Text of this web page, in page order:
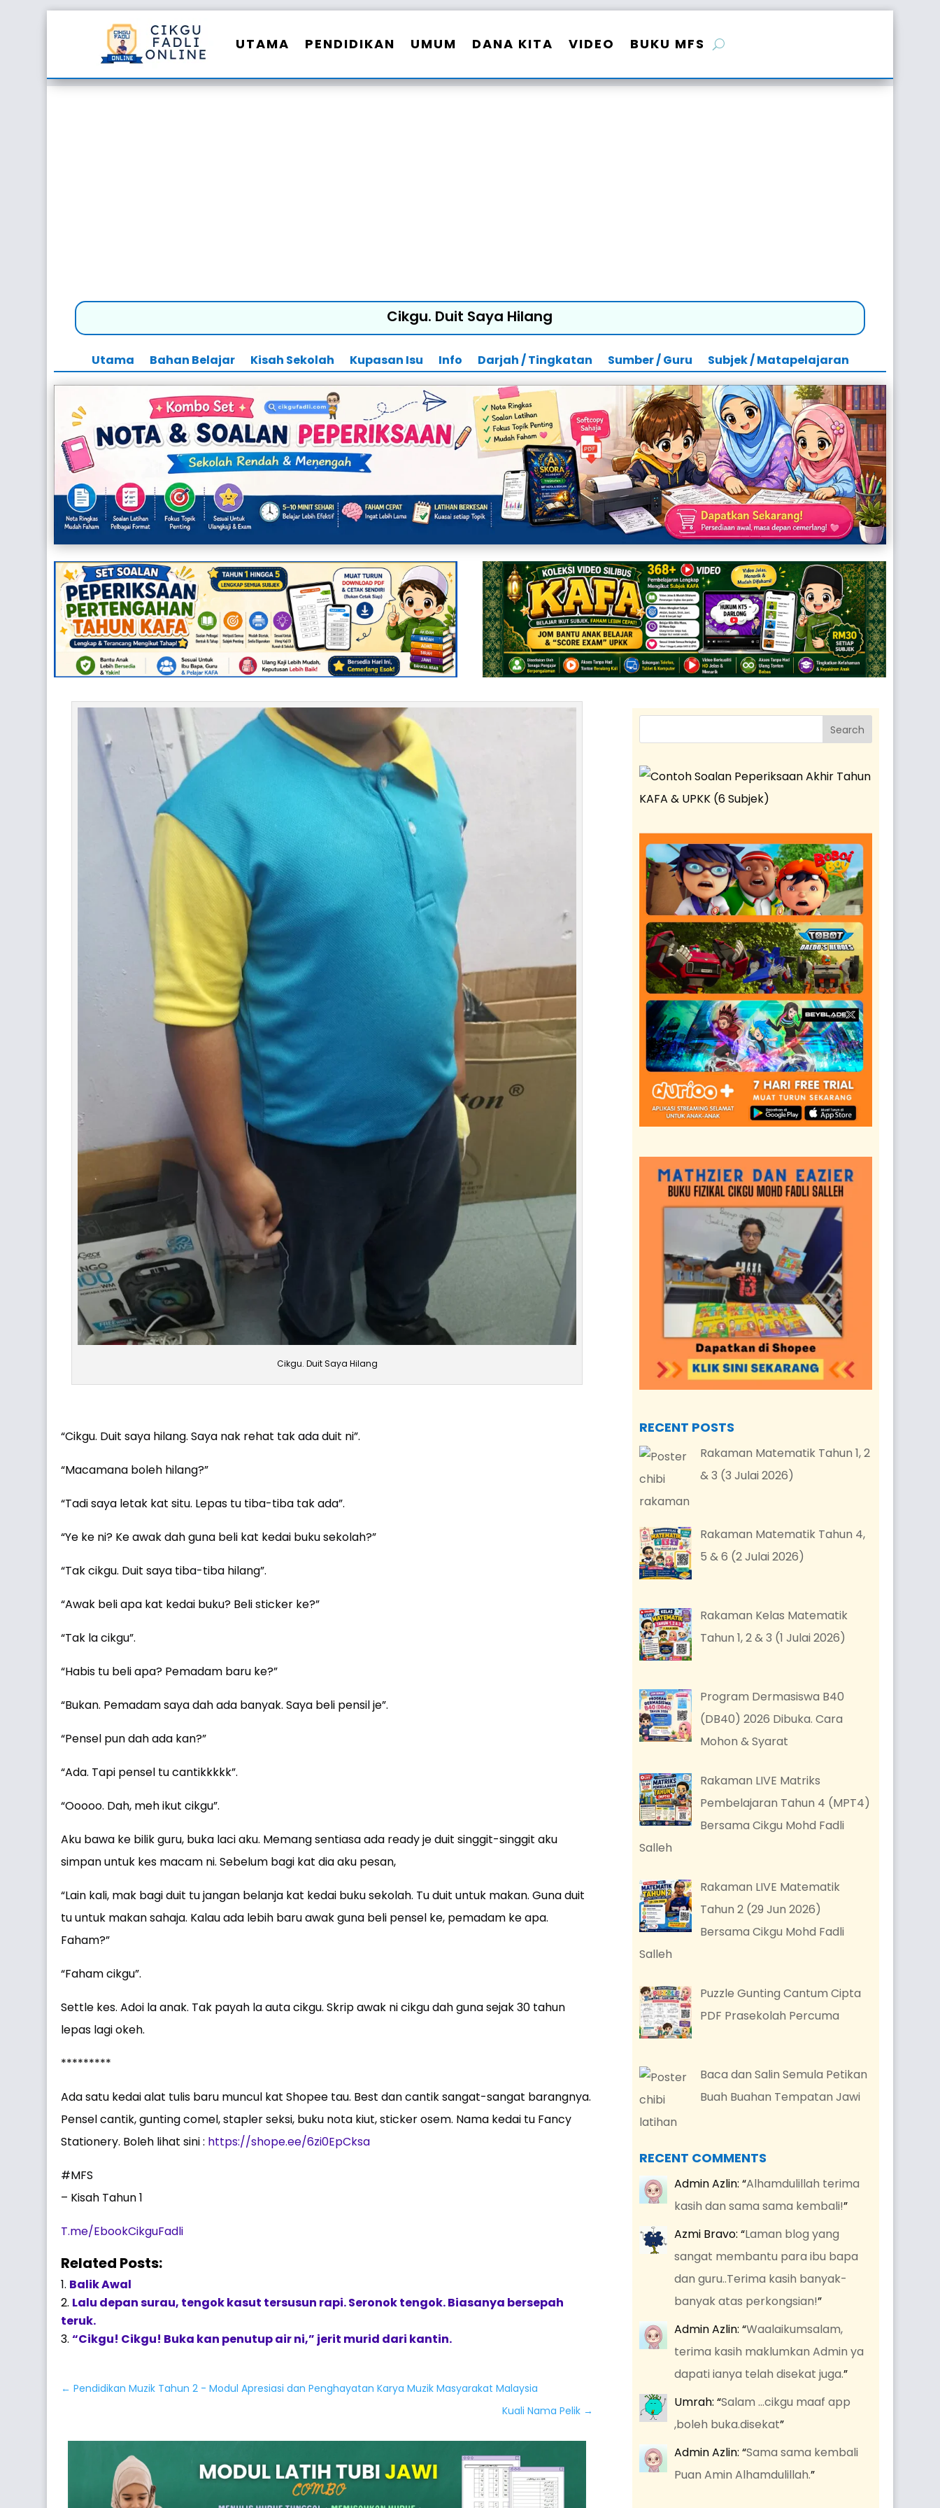
UTAMA PENDIDIKAN UMUM DANA KITA VIDEO BUKU MFS
Cikgu. Duit Saya Hilang
Utama Bahan Belajar Kisah Sekolah Kupasan Isu Info Darjah / Tingkatan Sumber / Guru Subjek / Matapelajaran
Cikgu. Duit Saya Hilang
“Cikgu. Duit saya hilang. Saya nak rehat tak ada duit ni”.
“Macamana boleh hilang?”
“Tadi saya letak kat situ. Lepas tu tiba-tiba tak ada”.
“Ye ke ni? Ke awak dah guna beli kat kedai buku sekolah?”
“Tak cikgu. Duit saya tiba-tiba hilang”.
“Awak beli apa kat kedai buku? Beli sticker ke?”
“Tak la cikgu”.
“Habis tu beli apa? Pemadam baru ke?”
“Bukan. Pemadam saya dah ada banyak. Saya beli pensil je”.
“Pensel pun dah ada kan?”
“Ada. Tapi pensel tu cantikkkkk”.
“Ooooo. Dah, meh ikut cikgu”.
Aku bawa ke bilik guru, buka laci aku. Memang sentiasa ada ready je duit singgit-singgit aku
simpan untuk kes macam ni. Sebelum bagi kat dia aku pesan,
“Lain kali, mak bagi duit tu jangan belanja kat kedai buku sekolah. Tu duit untuk makan. Guna duit
tu untuk makan sahaja. Kalau ada lebih baru awak guna beli pensel ke, pemadam ke apa.
Faham?”
“Faham cikgu”.
Settle kes. Adoi la anak. Tak payah la auta cikgu. Skrip awak ni cikgu dah guna sejak 30 tahun
lepas lagi okeh.
*********
Ada satu kedai alat tulis baru muncul kat Shopee tau. Best dan cantik sangat-sangat barangnya.
Pensel cantik, gunting comel, stapler seksi, buku nota kiut, sticker osem. Nama kedai tu Fancy
Stationery. Boleh lihat sini : https://shope.ee/6zi0EpCksa
#MFS
– Kisah Tahun 1
T.me/EbookCikguFadli
Related Posts:
Balik Awal
Lalu depan surau, tengok kasut tersusun rapi. Seronok tengok. Biasanya bersepah
teruk.
“Cikgu! Cikgu! Buka kan penutup air ni,” jerit murid dari kantin.
←Pendidikan Muzik Tahun 2 - Modul Apresiasi dan Penghayatan Karya Muzik Masyarakat Malaysia
Kuali Nama Pelik →
RECENT POSTS
Rakaman Matematik Tahun 1, 2
& 3 (3 Julai 2026)
Rakaman Matematik Tahun 4,
5 & 6 (2 Julai 2026)
Rakaman Kelas Matematik
Tahun 1, 2 & 3 (1 Julai 2026)
Program Dermasiswa B40
(DB40) 2026 Dibuka. Cara
Mohon & Syarat
Rakaman LIVE Matriks
Pembelajaran Tahun 4 (MPT4)
Bersama Cikgu Mohd Fadli
Salleh
Rakaman LIVE Matematik
Tahun 2 (29 Jun 2026)
Bersama Cikgu Mohd Fadli
Salleh
Puzzle Gunting Cantum Cipta
PDF Prasekolah Percuma
Baca dan Salin Semula Petikan
Buah Buahan Tempatan Jawi
RECENT COMMENTS
Admin Azlin: “Alhamdulillah terima
kasih dan sama sama kembali!”
Azmi Bravo: “Laman blog yang
sangat membantu para ibu bapa
dan guru..Terima kasih banyak-
banyak atas perkongsian!”
Admin Azlin: “Waalaikumsalam,
terima kasih maklumkan Admin ya
dapati ianya telah disekat juga.”
Umrah: “Salam …cikgu maaf app
,boleh buka.disekat”
Admin Azlin: “Sama sama kembali
Puan Amin Alhamdulillah.”